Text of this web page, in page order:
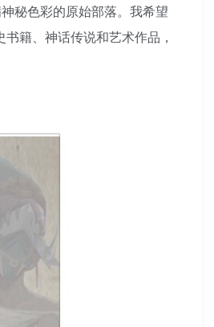
秘色彩的原始部落。我希望
籍、神话传说和艺术作品，